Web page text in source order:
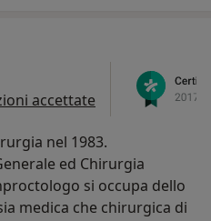
accettate
nel 1983.
ed Chirurgia
medica che chirurgica di